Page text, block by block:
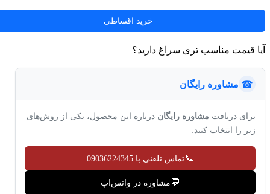
خرید اقساطی
آیا قیمت مناسب تری سراغ دارید؟
☎ مشاوره رایگان
برای دریافت مشاوره رایگان درباره این محصول، یکی از روش‌های
زیر را انتخاب کنید:
📞تماس تلفنی با 09036224345
💬 مشاوره در واتس‌اپ